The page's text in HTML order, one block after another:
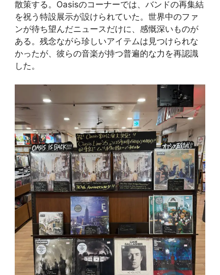
散策する。Oasisのコーナーでは、バンドの再集結
を祝う特設展示が設けられていた。世界中のファ
ンが待ち望んだニュースだけに、感慨深いものが
ある。残念ながら珍しいアイテムは見つけられな
かったが、彼らの音楽が持つ普遍的な力を再認識
した。